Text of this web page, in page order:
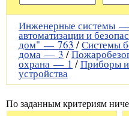
Инженерные системы —
автоматизации и
дом" —763/Системы
дома —3/
охрана — 1/Приборы
устройства
По заданным критериям